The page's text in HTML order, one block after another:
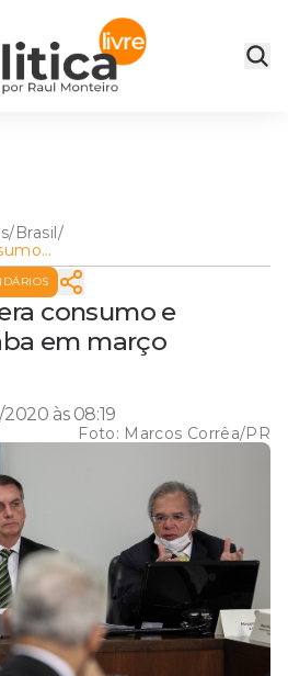
/Brasil/
consumo e
em março
2020 às 08:19
Foto: Marcos Corrêa/PR